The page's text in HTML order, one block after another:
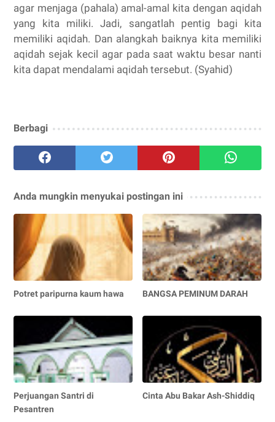
agar menjaga (pahala) amal-amal kita dengan aqidah
yang kita miliki. Jadi, sangatlah pentig bagi kita
memiliki aqidah. Dan alangkah baiknya kita memiliki
aqidah sejak kecil agar pada saat waktu besar nanti
kita dapat mendalami aqidah tersebut. (Syahid)
Berbagi
Anda mungkin menyukai postingan ini
Potret paripurna kaum hawa BANGSA PEMINUM DARAH
Perjuangan Santri di
Pesantren
Cinta Abu Bakar Ash-Shiddiq